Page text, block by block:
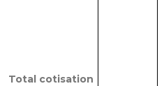
Total cotisation